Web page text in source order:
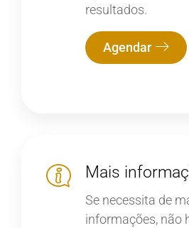
resultados.
Agendar
Mais
Se necessita de
informações, não